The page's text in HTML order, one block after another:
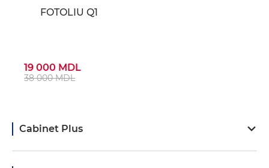
FOTOLIU Q1
19 000 MDL
38 000 MDL
Cabinet Plus